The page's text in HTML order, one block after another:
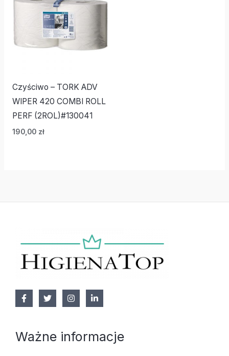
Czyściwo – TORK ADV
WIPER 420 COMBI ROLL
PERF (2ROL)#130041
190,00 zł
Ważne informacje